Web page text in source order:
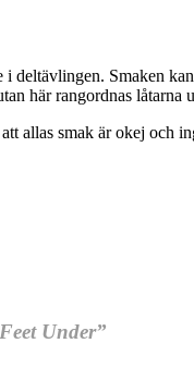
Smaken
här rangordnas låtarna
allas smak är okej och
Under”